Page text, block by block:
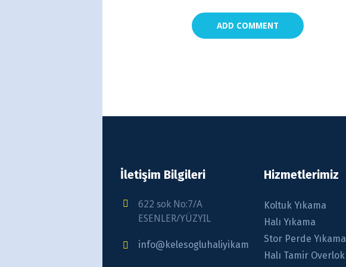
İletişim Bilgileri
622 sok No:7/A
ESENLER/YÜZYIL
info@kelesogluhaliyikama.com
Hizmetlerimiz
Koltuk Yıkama
Halı Yıkama
Stor Perde Yıkama
Halı Tamir Overlok